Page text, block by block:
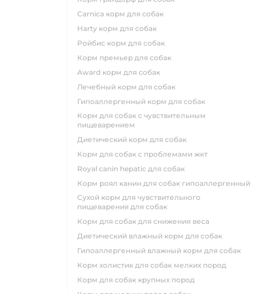
carnica корм для собак
harty корм для собак
ройбис корм для собак
корм премьер для собак
award корм для собак
лечебный корм для собак
гипоаллергенный корм для собак
корм для собак с чувствительным
пищеварением
диетический корм для собак
корм для собак с проблемами жкт
royal canin hepatic для собак
корм роял канин для собак гипоаллергенный
сухой корм для чувствительного
пищеварения для собак
корм для собак для снижения веса
диетический влажный корм для собак
гипоаллергенный влажный корм для собак
корм холистик для собак мелких пород
корм для собак крупных пород